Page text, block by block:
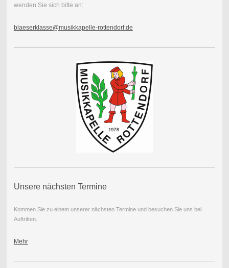
wenden Sie sich bitte an:
blaeserklasse@musikkapelle-rottendorf.de
Unsere nächsten Termine
Kommen Sie zu einem unserer nächsten Termine und besuchen Sie uns bei
Auftritten.
Mehr